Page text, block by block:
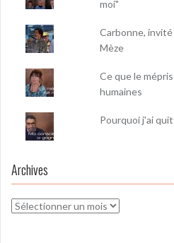
moi"
Carbonne,
Mèze
Ce que le
humaines
Pourquoi j'ai
Archives
Archives